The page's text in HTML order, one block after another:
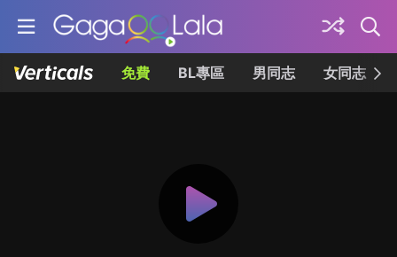
免費 BL專區 男同志 女同志